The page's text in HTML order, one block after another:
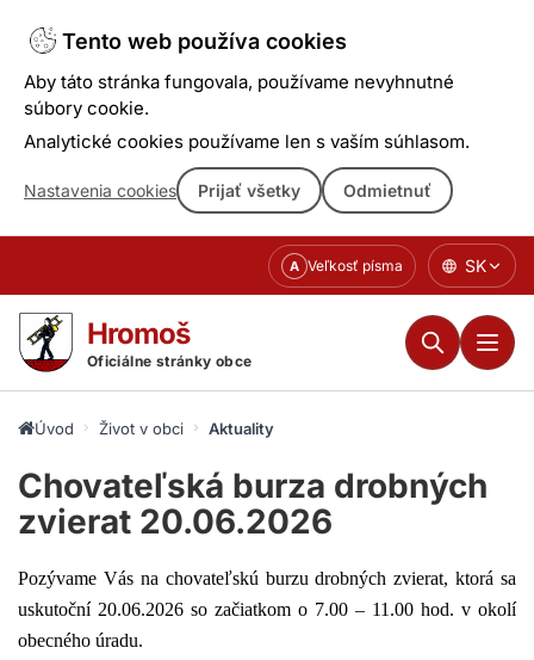
Tento web používa cookies
Aby táto stránka fungovala, používame nevyhnutné
súbory cookie.
Analytické cookies používame len s vaším súhlasom.
Nastavenia cookies Prijať všetky Odmietnuť
obsahu
A Veľkosť písma SK
Hromoš
Oficiálne stránky obce
Úvod Život v obci Aktuality
Chovateľská burza drobných
zvierat 20.06.2026
Pozývame Vás na chovateľskú burzu drobných zvierat, ktorá sa
uskutoční 20.06.2026 so začiatkom o 7.00 – 11.00 hod. v okolí
obecného úradu.